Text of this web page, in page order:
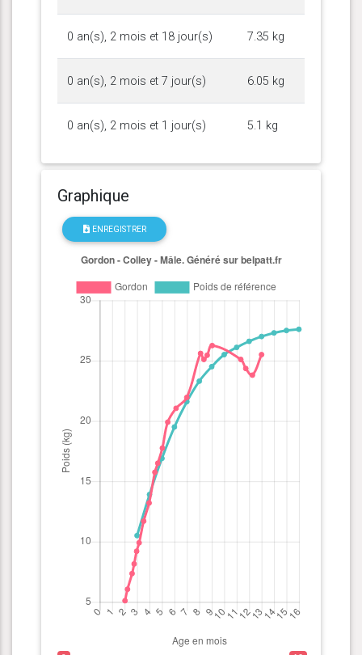
0 an(s), 2 mois et 18 jour(s) 7.35 kg
0 an(s), 2 mois et 7 jour(s) 6.05 kg
0 an(s), 2 mois et 1 jour(s) 5.1 kg
Graphique
ENREGISTRER